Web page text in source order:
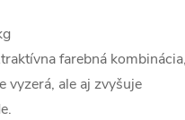
farebná kombinácia,
vyzerá, ale aj zvyšuje